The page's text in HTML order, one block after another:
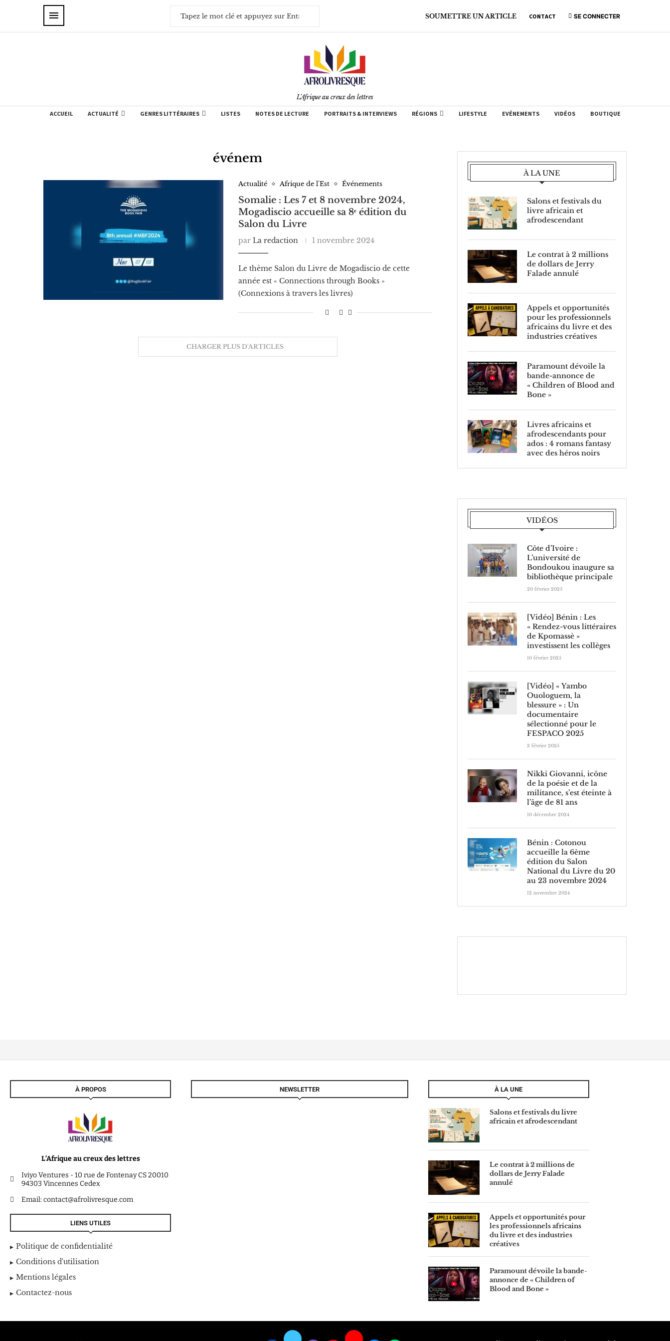
SOUMETTRE UN ARTICLE CONTACT SE CONNECTER
L'Afrique au creux des lettres
ACCUEIL ACTUALITÉ GENRES LITTÉRAIRES LISTES NOTES DE LECTURE PORTRAITS & INTERVIEWS RÉGIONS LIFESTYLE EVÉNEMENTS VIDÉOS BOUTIQUE
événem
Actualité Afrique de l'Est Événements
Somalie : Les 7 et 8 novembre 2024,
Mogadiscio accueille sa 8ᵉ édition du
Salon du Livre
par La redaction 1 novembre 2024
Le thème Salon du Livre de Mogadiscio de cette
année est « Connections through Books »
(Connexions à travers les livres)
CHARGER PLUS D'ARTICLES
À LA UNE
Salons et festivals du
livre africain et
afrodescendant
Le contrat à 2 millions
de dollars de Jerry
Falade annulé
Appels et opportunités
pour les professionnels
africains du livre et des
industries créatives
Paramount dévoile la
bande-annonce de
« Children of Blood and
Bone »
Livres africains et
afrodescendants pour
ados : 4 romans fantasy
avec des héros noirs
VIDÉOS
Côte d’Ivoire :
L’université de
Bondoukou inaugure sa
bibliothèque principale
20 février 2025
[Vidéo] Bénin : Les
« Rendez-vous littéraires
de Kpomassè »
investissent les collèges
10 février 2025
[Vidéo] « Yambo
Ouologuem, la
blessure » : Un
documentaire
sélectionné pour le
FESPACO 2025
3 février 2025
Nikki Giovanni, icône
de la poésie et de la
militance, s’est éteinte à
l’âge de 81 ans
10 décembre 2024
Bénin : Cotonou
accueille la 6ème
édition du Salon
National du Livre du 20
au 23 novembre 2024
12 novembre 2024
À PROPOS
L’Afrique au creux des lettres
Iviyo Ventures - 10 rue de Fontenay CS 20010
94303 Vincennes Cedex
Email: contact@afrolivresque.com
LIENS UTILES
Politique de confidentialité
Conditions d'utilisation
Mentions légales
Contactez-nous
NEWSLETTER À LA UNE
Salons et festivals du livre
africain et afrodescendant
Le contrat à 2 millions de
dollars de Jerry Falade
annulé
Appels et opportunités pour
les professionnels africains
du livre et des industries
créatives
Paramount dévoile la bande-
annonce de « Children of
Blood and Bone »